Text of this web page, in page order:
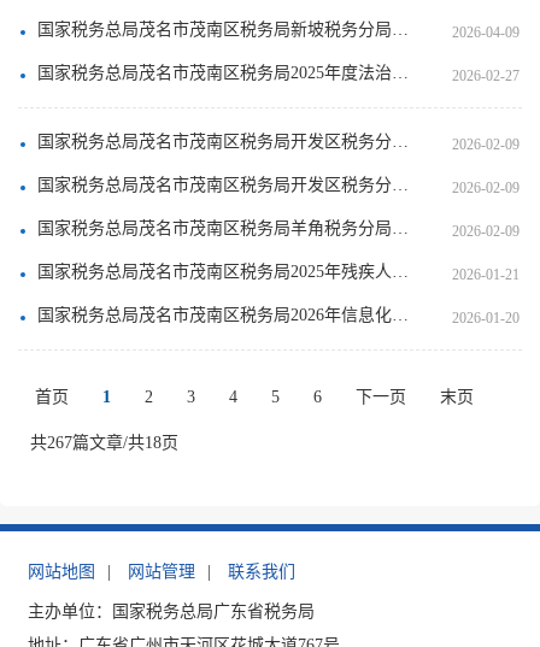
国家税务总局茂名市茂南区税务局新坡税务分局关于送达催告书的公告（2026年第1期） 2026-04-09
国家税务总局茂名市茂南区税务局2025年度法治政府建设情况报告 2026-02-27
国家税务总局茂名市茂南区税务局开发区税务分局关于送达催告书的公告（2026年第1期） 2026-02-09
国家税务总局茂名市茂南区税务局开发区税务分局关于送达限期结清或提供欠税担保通知书的公告（2026年第2期） 2026-02-09
国家税务总局茂名市茂南区税务局羊角税务分局关于送达催告书的公告（2026年第1期） 2026-02-09
国家税务总局茂名市茂南区税务局2025年残疾人就业保障金征收情况公告 2026-01-21
国家税务总局茂名市茂南区税务局2026年信息化设备及网络运维项目简易询价成交公告 2026-01-20
首页 1 2 3 4 5 6 下一页 末页
共267篇文章/共18页
网站地图 网站管理 联系我们
主办单位：国家税务总局广东省税务局